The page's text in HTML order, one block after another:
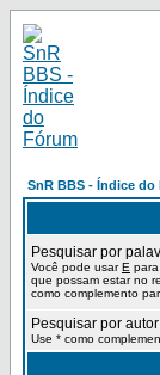
SnR BBS - Índice do
Pesquisar por
Você pode usarE
que possam estar no
como complemento
Pesquisar por
Use * como